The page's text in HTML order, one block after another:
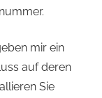
mir ein
auf deren
Sie